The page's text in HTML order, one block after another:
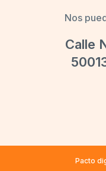
Nos
Calle
Pacto